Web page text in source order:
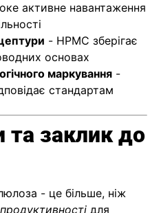
активне навантаження
- HPMC зберігає
основах
маркування -
стандартам
та заклик до
- це більше, ніж
для